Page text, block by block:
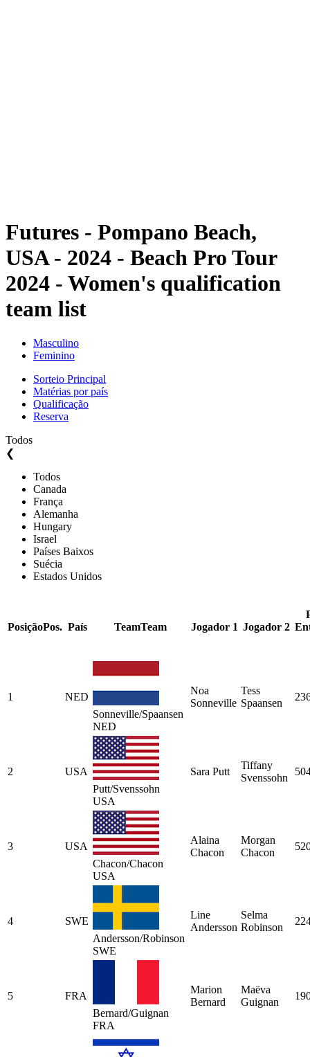
Futures - Pompano Beach,
USA - 2024 - Beach Pro Tour
2024 - Women's qualification
team list
Masculino
Feminino
Sorteio Principal
Matérias por país
Qualificação
Reserva
Todos
❮
Todos
Canada
França
Alemanha
Hungary
Israel
Países Baixos
Suécia
Estados Unidos
PosiçãoPos. País TeamTeam Jogador 1 Jogador 2
1
NED
Sonneville/Spaansen
NED
Noa
Sonneville
Tess
Spaansen
2
USA
Putt/Svenssohn
USA
Sara Putt
Tiffany
Svenssohn
3
USA
Chacon/Chacon
USA
Alaina
Chacon
Morgan
Chacon
4
SWE
Andersson/Robinson
SWE
Line
Andersson
Selma
Robinson
5
FRA
Bernard/Guignan
FRA
Marion
Bernard
Maëva
Guignan